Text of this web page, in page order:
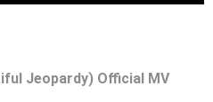
Jeopardy) Official MV